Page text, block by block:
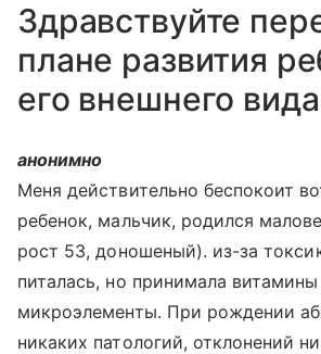
Здравствуйте
плане развития
его внешнего вида
анонимно
Меня действительно беспокоит
ребенок, мальчик, родился
рост 53, доношеный). из-за
питалась, но принимала
микроэлементы. При рождении
никаких патологий, отклонений